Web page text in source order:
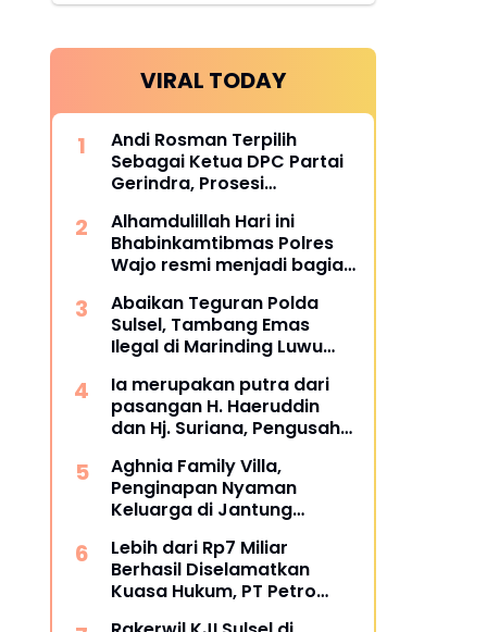
VIRAL TODAY
Andi Rosman Terpilih
Sebagai Ketua DPC Partai
Gerindra, Prosesi
Langsung Sufmi Dasco
Ahmad.
Alhamdulillah Hari ini
Bhabinkamtibmas Polres
Wajo resmi menjadi bagian
Lingkungan)
Abaikan Teguran Polda
Sulsel, Tambang Emas
Ilegal di Marinding Luwu
Hari Tiga Pelaku Terkesan
Kebah Hukum
Ia merupakan putra dari
pasangan H. Haeruddin
dan Hj. Suriana, Pengusaha
Resmi Dilantik Ketua BPC
HIPMI Makassar
Aghnia Family Villa,
Penginapan Nyaman
Keluarga di Jantung
Bulukumba
Lebih dari Rp7 Miliar
Berhasil Diselamatkan
Kuasa Hukum, PT Petro